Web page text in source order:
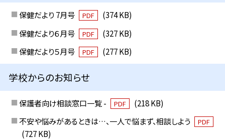
保健だより 7月号 PDF
(374 KB)
保健だより６月号
PDF
(327 KB)
保健だより５月号
PDF (277 KB)
学校からのお知らせ
保護者向け相談窓口一覧 - PDF
(218 KB)
不安や悩みがあるときは…、一人で悩まず、相談しよう
PDF
(727 KB)